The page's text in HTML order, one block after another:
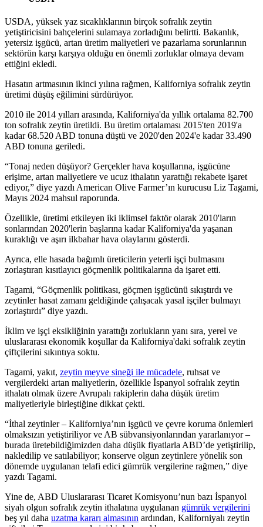
USDA, yüksek yaz sıcaklıklarının birçok sofralık zeytin
yetiştiricisini bahçelerini sulamaya zorladığını belirtti. Bakanlık,
yetersiz işgücü, artan üretim maliyetleri ve pazarlama sorunlarının
sektörün karşı karşıya olduğu en önemli zorluklar olmaya devam
ettiğini ekledi.
Hasatın artmasının ikinci yılına rağmen, Kaliforniya sofralık zeytin
üretimi düşüş eğilimini sürdürüyor.
2010 ile 2014 yılları arasında, Kaliforniya'da yıllık ortalama 82.700
ton sofralık zeytin üretildi. Bu üretim ortalaması 2015'ten 2019'a
kadar 68.520 ABD tonuna düştü ve 2020'den 2024'e kadar 33.490
ABD tonuna geriledi.
“Tonaj neden düşüyor? Gerçekler hava koşullarına, işgücüne
erişime, artan maliyetlere ve ucuz ithalatın yarattığı rekabete işaret
ediyor,” diye yazdı American Olive Farmer’ın kurucusu Liz Tagami,
Mayıs 2024 mahsul raporunda.
Özellikle, üretimi etkileyen iki iklimsel faktör olarak 2010'ların
sonlarından 2020'lerin başlarına kadar Kaliforniya'da yaşanan
kuraklığı ve aşırı ilkbahar hava olaylarını gösterdi.
Ayrıca, elle hasada bağımlı üreticilerin yeterli işçi bulmasını
zorlaştıran kısıtlayıcı göçmenlik politikalarına da işaret etti.
Tagami, “Göçmenlik politikası, göçmen işgücünü sıkıştırdı ve
zeytinler hasat zamanı geldiğinde çalışacak yasal işçiler bulmayı
zorlaştırdı” diye yazdı.
İklim ve işçi eksikliğinin yarattığı zorlukların yanı sıra, yerel ve
uluslararası ekonomik koşullar da Kaliforniya'daki sofralık zeytin
çiftçilerini sıkıntıya soktu.
Tagami, yakıt, zeytin meyve sineği ile mücadele, ruhsat ve
vergilerdeki artan maliyetlerin, özellikle İspanyol sofralık zeytin
ithalatı olmak üzere Avrupalı rakiplerin daha düşük üretim
maliyetleriyle birleştiğine dikkat çekti.
“İthal zeytinler – Kaliforniya’nın işgücü ve çevre koruma önlemleri
olmaksızın yetiştiriliyor ve AB sübvansiyonlarından yararlanıyor –
burada üretebildiğimizden daha düşük fiyatlarla ABD’de yetiştirilip,
nakledilip ve satılabiliyor; konserve olgun zeytinlere yönelik son
dönemde uygulanan telafi edici gümrük vergilerine rağmen,” diye
yazdı Tagami.
Yine de, ABD Ulus­lararası Ticaret Komisyonu’nun bazı İspanyol
siyah olgun sofralık zeytin ithalatına uygulanan gümrük vergilerini
beş yıl daha uzatma kararı almasının ardından, Kaliforniyalı zeytin